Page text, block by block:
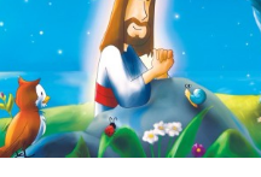
Netto, en el cierre de la